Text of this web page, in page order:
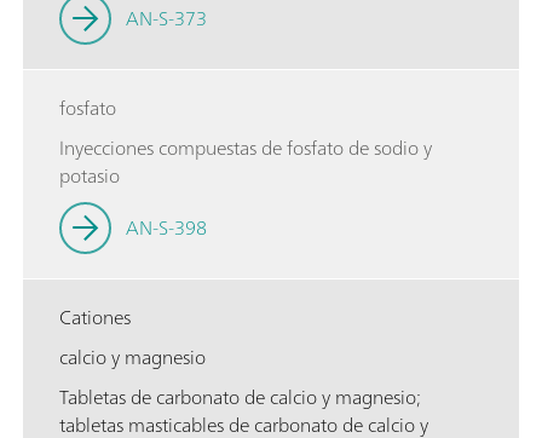
AN-S-373
fosfato
Inyecciones compuestas de fosfato de sodio y
potasio
AN-S-398
Cationes
calcio y magnesio
Tabletas de carbonato de calcio y magnesio;
tabletas masticables de carbonato de calcio y